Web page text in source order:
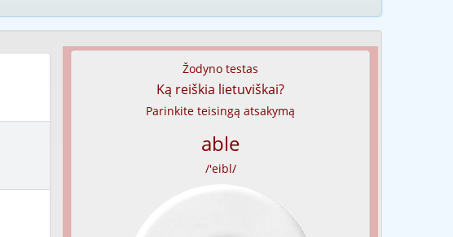
Žodyno testas
Ką reiškia lietuviškai?
Parinkite teisingą atsakymą
able
/'eibl/